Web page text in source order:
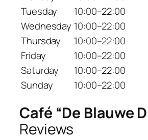
Tuesday
10:00–22:00
Wednesday 10:00–22:00
Thursday
10:00–22:00
Friday
10:00–22:00
Saturday
10:00–22:00
Sunday
10:00–22:00
Café “De Blauwe
Reviews